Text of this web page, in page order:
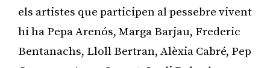
els artistes que participen al pessebre vivent
hi ha Pepa Arenós, Marga Barjau, Frederic
Bentanachs, Lloll Bertran, Alèxia Cabré, Pep